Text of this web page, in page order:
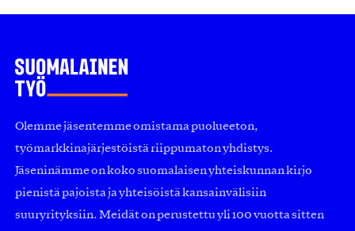
Olemme jäsentemme omistama puolueeton,
työmarkkinajärjestöistä riippumaton yhdistys.
Jäseninämme on koko suomalaisen yhteiskunnan kirjo
pienistä pajoista ja yhteisöistä kansainvälisiin
suuryrityksiin. Meidät on perustettu yli 100 vuotta sitten